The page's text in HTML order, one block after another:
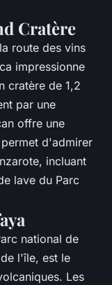
Cratère
route des vins
impressionne
cratère de 1,2
par une
offre une
d'admirer
incluant
lave du Parc
national de
l'île, est le
Les